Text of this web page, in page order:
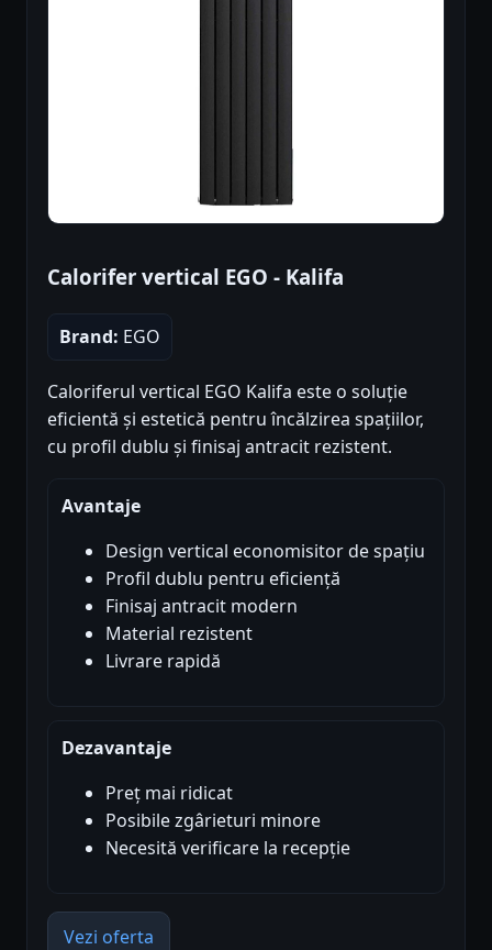
Calorifer vertical EGO - Kalifa
Brand: EGO
Caloriferul vertical EGO Kalifa este o soluție
eficientă și estetică pentru încălzirea spațiilor,
cu profil dublu și finisaj antracit rezistent.
Avantaje
Design vertical economisitor de spațiu
Profil dublu pentru eficiență
Finisaj antracit modern
Material rezistent
Livrare rapidă
Dezavantaje
Preț mai ridicat
Posibile zgârieturi minore
Necesită verificare la recepție
Vezi oferta